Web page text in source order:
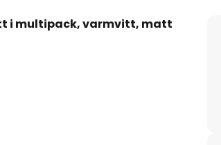
i multipack, varmvitt, matt